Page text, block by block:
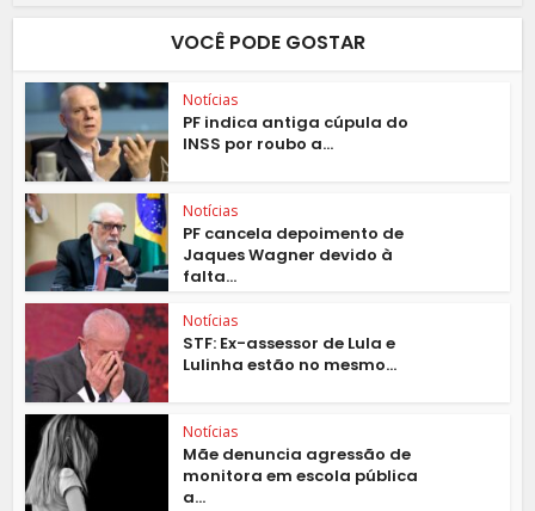
VOCÊ PODE GOSTAR
Notícias
PF indica antiga cúpula do
INSS por roubo a...
Notícias
PF cancela depoimento de
Jaques Wagner devido à
falta...
Notícias
STF: Ex-assessor de Lula e
Lulinha estão no mesmo...
Notícias
Mãe denuncia agressão de
monitora em escola pública
a...